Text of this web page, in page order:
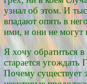
узнал об этом. И
впадают опять в
ими, и они не могут
Я хочу обратиться
старается угождать
Почему существует